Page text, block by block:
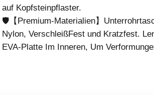
auf Kopfsteinpflaster.
🛡️【Premium-Materialien】
Nylon, VerschleißFest und Kratzfest.
EVA-Platte Im Inneren, Um